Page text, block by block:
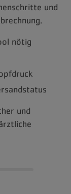
und
nötig
und